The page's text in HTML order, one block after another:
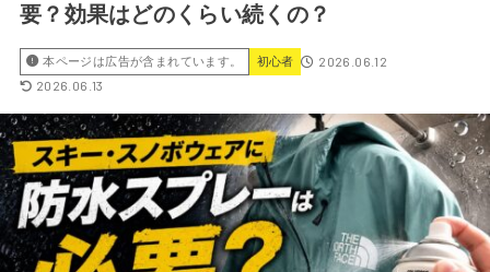
要？効果はどのくらい続くの？
本ページは広告が含まれています。 初心者
2026.06.12
2026.06.13